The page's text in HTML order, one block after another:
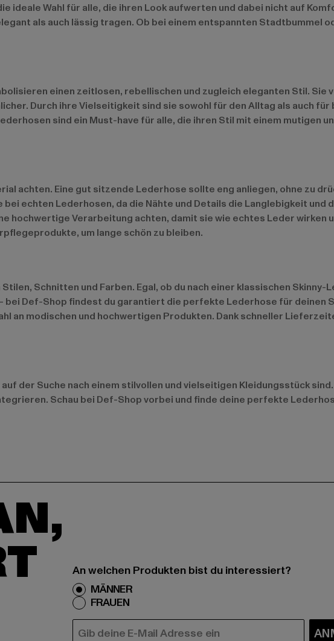
ideale Wahl für alle, die ihren Look aufwerten und dabei nicht auf
als auch lässig tragen. Ob bei einem entspannten Stadtbummel
einen zeitlosen, rebellischen und zugleich eleganten Stil. Sie
Durch ihre Vielseitigkeit sind sie sowohl für den Alltag als auch
sind ein Must-have für alle, die ihren Stil mit einem mutigen
achten. Eine gut sitzende Lederhose sollte eng anliegen, ohne zu
echten Lederhosen, da die Nähte und Details die Langlebigkeit und
hochwertige Verarbeitung achten, damit sie wie echtes Leder wirken
um lange schön zu bleiben.
Schnitten und Farben. Egal, ob du nach einer klassischen Skinny-
Def-Shop findest du garantiert die perfekte Lederhose für deinen
an modischen und hochwertigen Produkten. Dank schneller
der Suche nach einem stilvollen und vielseitigen Kleidungsstück
Schau bei Def-Shop vorbei und finde deine perfekte
An welchen Produkten bist du interessiert?
MÄNNER
FRAUEN
E-MAIL